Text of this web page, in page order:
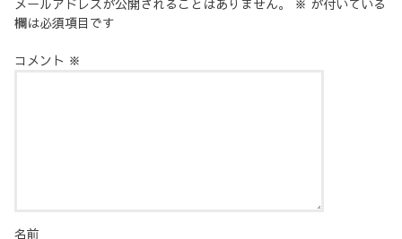
欄は必須項目です
コメント ※
名前